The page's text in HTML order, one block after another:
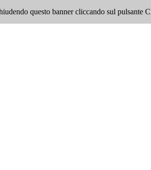
questo banner cliccando sul pulsante